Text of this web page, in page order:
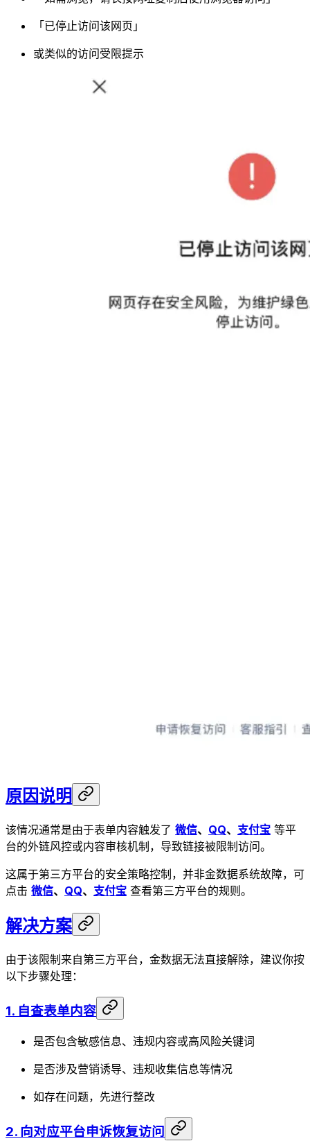
「已停止访问该网页」
或类似的访问受限提示
原因说明
该情况通常是由于表单内容触发了 微信、 QQ、 支付宝 等平
台的外链风控或内容审核机制，导致链接被限制访问。
这属于第三方平台的安全策略控制，并非金数据系统故障，可
点击 微信、 QQ、 支付宝 查看第三方平台的规则。
解决方案
由于该限制来自第三方平台，金数据无法直接解除，建议你按
以下步骤处理：
1. 自查表单内容
是否包含敏感信息、违规内容或高风险关键词
是否涉及营销诱导、违规收集信息等情况
如存在问题，先进行整改
2. 向对应平台申诉恢复访问